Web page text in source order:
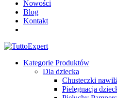
Nowości
Blog
Kontakt
Kategorie Produktów
Dla dziecka
Chusteczki
Pielęgnacja